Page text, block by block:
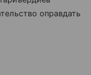
оправдать